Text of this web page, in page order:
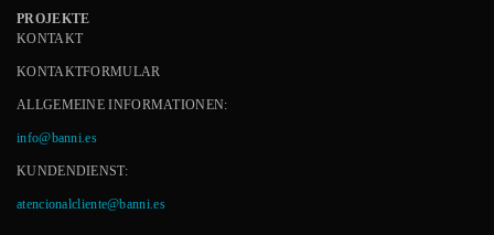
PROJEKTE
KONTAKT
KONTAKTFORMULAR
ALLGEMEINE INFORMATIONEN:
info@banni.es
KUNDENDIENST:
atencionalcliente@banni.es